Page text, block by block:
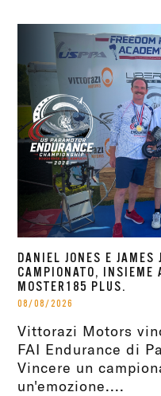
DANIEL JONES E JAMES
CAMPIONATO, INSIEME
MOSTER185 PLUS.
08/08/2026
Vittorazi Motors
FAI Endurance di
Vincere un
un'emozione....